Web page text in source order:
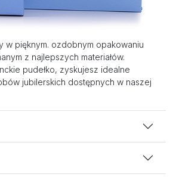
w pięknym. ozdobnym opakowaniu
z najlepszych materiałów.
pudełko, zyskujesz idealne
jubilerskich dostępnych w naszej